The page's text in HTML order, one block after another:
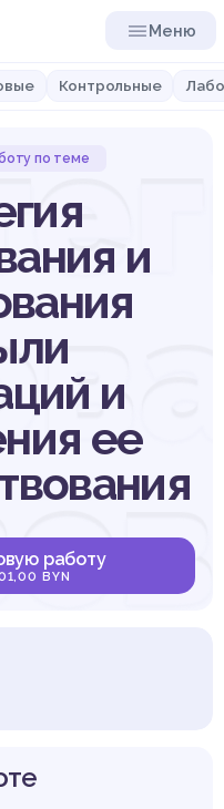
Меню
Контрольные
по теме
и
и
ее
работу
BYN